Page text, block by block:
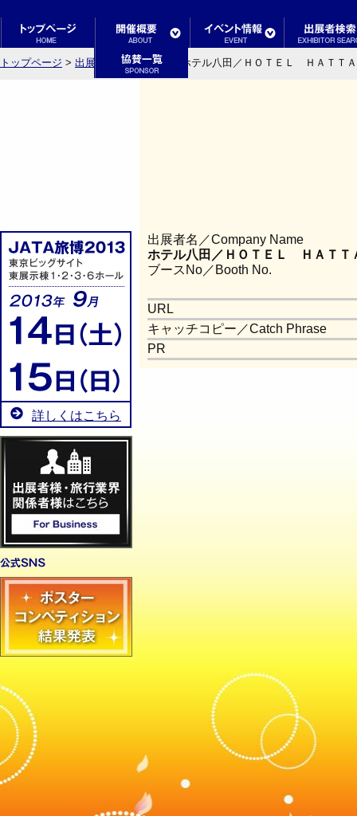
トップページ > 出展者検索結果一覧 > ホテル八田／ＨＯＴＥＬ ＨＡＴＴＡ
詳しくはこちら
出展者名／Company Name
ホテル八田／ＨＯＴＥＬ ＨＡＴＴ
ブースNo／Booth No.
URL
キャッチコピー／Catch Phrase
PR